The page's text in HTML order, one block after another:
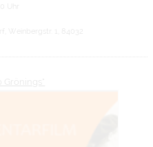
Weinbergstr. 1, 84032